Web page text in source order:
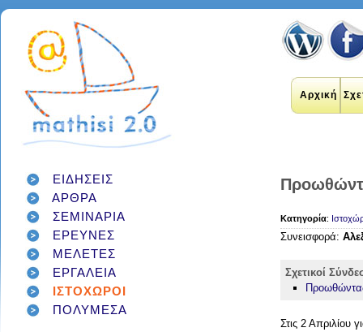
Αρχική
ΕΙΔΗΣΕΙΣ
ΑΡΘΡΑ
ΣΕΜΙΝΑΡΙΑ
ΕΡΕΥΝΕΣ
ΜΕΛΕΤΕΣ
ΕΡΓΑΛΕΙΑ
ΙΣΤΟΧΩΡΟΙ
ΠΟΛΥΜΕΣΑ
internet εκπαιδευτικοί
εκπαίδευση
διαδίκτυο μάθηση
παιδιά
teacher
class
Κατηγορία:
Συνεισφορά:
Σχετικοί
Στις 2 Απριλίου